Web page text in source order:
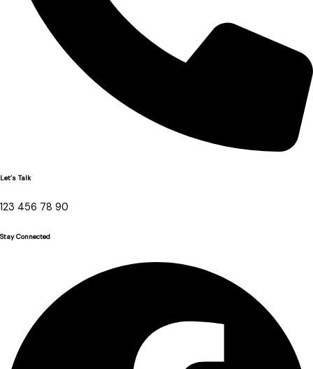
Let’s Talk
123 456 78 90
Stay Connected